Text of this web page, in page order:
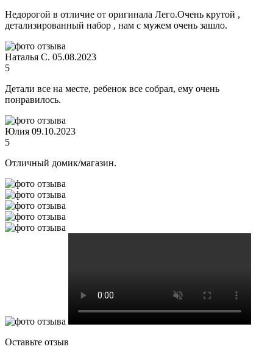
Недорогой в отличие от оригинала Лего.Очень крутой ,
детализированный набор , нам с мужем очень зашло.
Наталья С. 05.08.2023
5
Детали все на месте, ребенок все собрал, ему очень
понравилось.
Юлия 09.10.2023
5
Отличный домик/магазин.
Оставьте отзыв